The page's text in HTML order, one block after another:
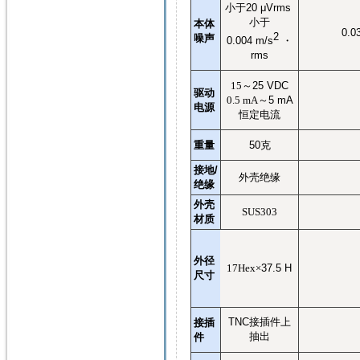
本体
噪声
小于20 μVrms
小于
0.004 m/s2 ・
rms
驱动
电源
15 ～ 25 VDC
0.5 mA ～5 mA
恒定电流
重量 50克
接地/
绝缘
外壳绝缘
外壳
材质
SUS303
外径
尺寸
17Hex×37.5 H
接插
件
TNC接插件上
抽出